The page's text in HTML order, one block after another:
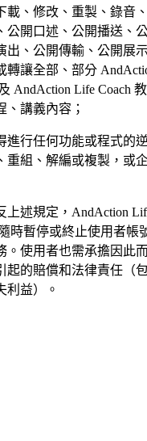
載、修改、重製、錄音
公開口述、公開播送、
出、公開傳輸、公開展
轉讓全部、部分
AndAction Life Coach
、講義內容；
進行任何功能或程式的
重組、解編或複製，或
上述規定，AndAction
時暫停或終止使用者帳
。使用者也需承擔因此
起的賠償和法律責任（
利益）。